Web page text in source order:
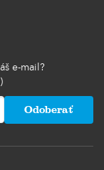
e-mail?
Odoberať